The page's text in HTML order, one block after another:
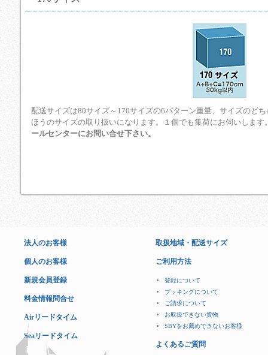
配送サイズは80サイズ～170サイズの6パターン重量、サイズのど
ほうのサイズの取り扱いになります。１個でも集荷にお伺いします
ールセンターにお問い合せ下さい。
法人のお客様
個人のお客様
新規会員登録
料金情報問合せ
Airリードタイム
Seaリードタイム
取扱地域・配送サイズ
ご利用方法
登録について
ブッキングについて
ご請求について
お取扱できない貨物
SBYをお薦めできないお客様
よくあるご質問